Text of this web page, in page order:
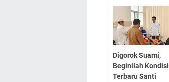
Digorok Suami,
Beginilah Kondisi
Terbaru Santi